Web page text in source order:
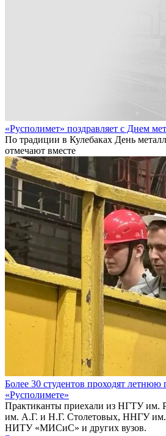
«Русполимет» поздравляет с Днем
По традиции в Кулебаках День
отмечают вместе
Более 30 студентов проходят летнюю
«Русполимете»
Практиканты приехали из НГТУ им.
им. А.Г. и Н.Г. Столетовых, ННГУ им.
НИТУ «МИСиС» и других вузов.